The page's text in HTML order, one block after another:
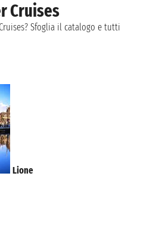
Cruises
Sfoglia il catalogo e tutti
Lione